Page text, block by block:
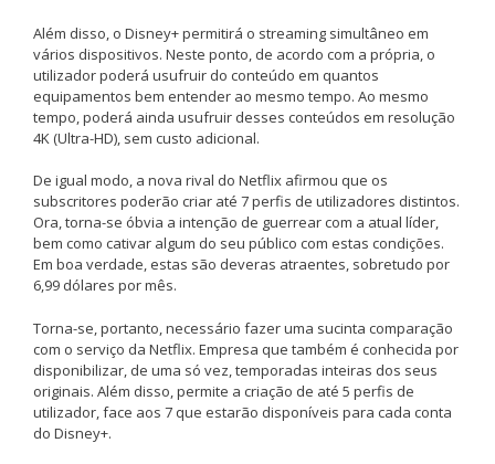
Além disso, o Disney+ permitirá o streaming simultâneo em
vários dispositivos. Neste ponto, de acordo com a própria, o
utilizador poderá usufruir do conteúdo em quantos
equipamentos bem entender ao mesmo tempo. Ao mesmo
tempo, poderá ainda usufruir desses conteúdos em resolução
4K (Ultra-HD), sem custo adicional.
De igual modo, a nova rival do Netflix afirmou que os
subscritores poderão criar até 7 perfis de utilizadores distintos.
Ora, torna-se óbvia a intenção de guerrear com a atual líder,
bem como cativar algum do seu público com estas condições.
Em boa verdade, estas são deveras atraentes, sobretudo por
6,99 dólares por mês.
Torna-se, portanto, necessário fazer uma sucinta comparação
com o serviço da Netflix. Empresa que também é conhecida por
disponibilizar, de uma só vez, temporadas inteiras dos seus
originais. Além disso, permite a criação de até 5 perfis de
utilizador, face aos 7 que estarão disponíveis para cada conta
do Disney+.